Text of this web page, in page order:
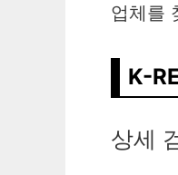
업체를
K-
상세